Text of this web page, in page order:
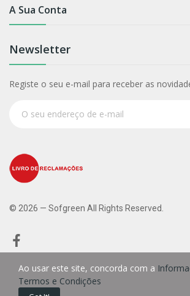
A Sua Conta
Newsletter
Registe o seu e-mail para receber as
© 2026 — Sofgreen All Rights Reserved.
Ao usar este site, concorda com a
Termos e Condições